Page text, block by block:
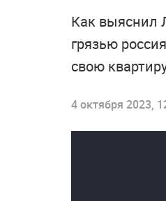
Как выяснил
грязью
свою
4 октября 2023,